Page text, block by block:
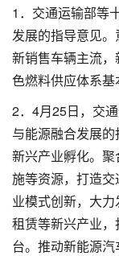
1．交通运输部等
发展的指导意见
新销售车辆主流
色燃料供应体系基
2．4月25日，交
与能源融合发展
新兴产业孵化。
施等资源，打造
业模式创新，大
租赁等新兴产业
台。推动新能源